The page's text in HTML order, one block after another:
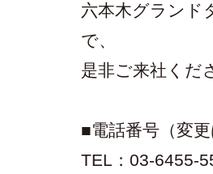
六本木グランド
で、
是非ご来社くだ
■電話番号（変
TEL：03-6455-